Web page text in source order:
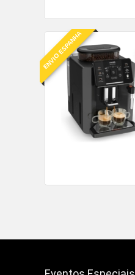
ENVIO ESPANHA